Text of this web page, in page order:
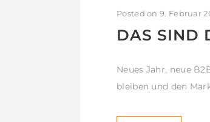
Posted on 9. Februar
DAS SIND
Neues Jahr, neue
bleiben und den